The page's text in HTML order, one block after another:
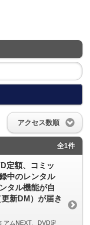
アクセス数順
全1件
定額、コミッ
中のレンタル
タル機能が自
新DM）が届き
アムNEXT、DVD定